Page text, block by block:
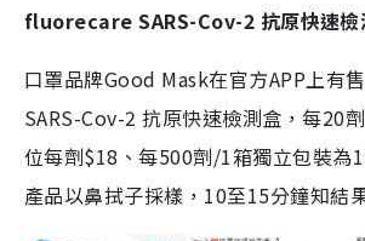
fluorecare SARS-Cov-2 抗原快速檢
口罩品牌Good Mask在官方APP上有
SARS-Cov-2 抗原快速檢測盒，每20
位每劑$18、每500劑/1箱獨立包裝為
產品以鼻拭子採樣，10至15分鐘知結